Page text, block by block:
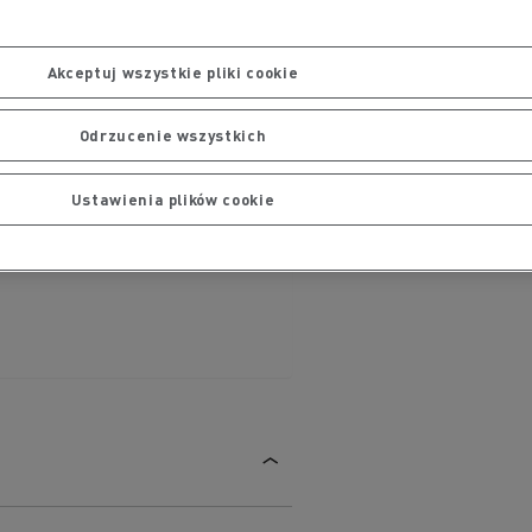
Akceptuj wszystkie pliki cookie
Odrzucenie wszystkich
Ustawienia plików cookie